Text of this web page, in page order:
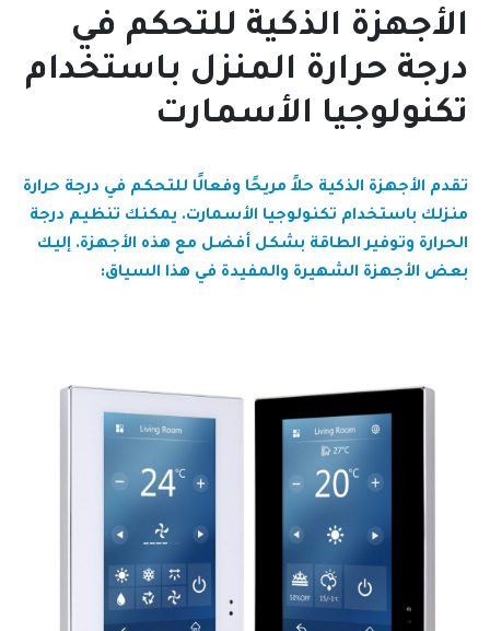
الأجهزة الذكية للتحكم في
درجة حرارة المنزل باستخدام
تكنولوجيا الأسمارت
تقدم الأجهزة الذكية حلاً مريحًا وفعالًا للتحكم في درجة حرارة
منزلك باستخدام تكنولوجيا الأسمارت. يمكنك تنظيم درجة
الحرارة وتوفير الطاقة بشكل أفضل مع هذه الأجهزة. إليك
بعض الأجهزة الشهيرة والمفيدة في هذا السياق: